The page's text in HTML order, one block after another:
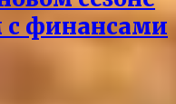
с финансами